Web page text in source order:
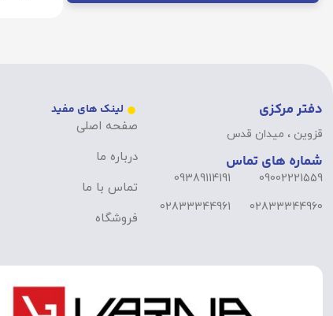
دفتر مرکزی
قزوین ، میدان قدس
شماره های تماس
09002221559
02833344960
09389114191
02833344961
لینک های مفید
صفحه اصلی
درباره ما
تماس با ما
فروشگاه